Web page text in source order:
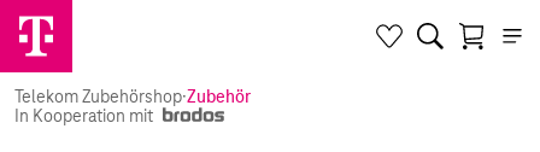
Telekom Zubehörshop·Zubehör
In Kooperation mit